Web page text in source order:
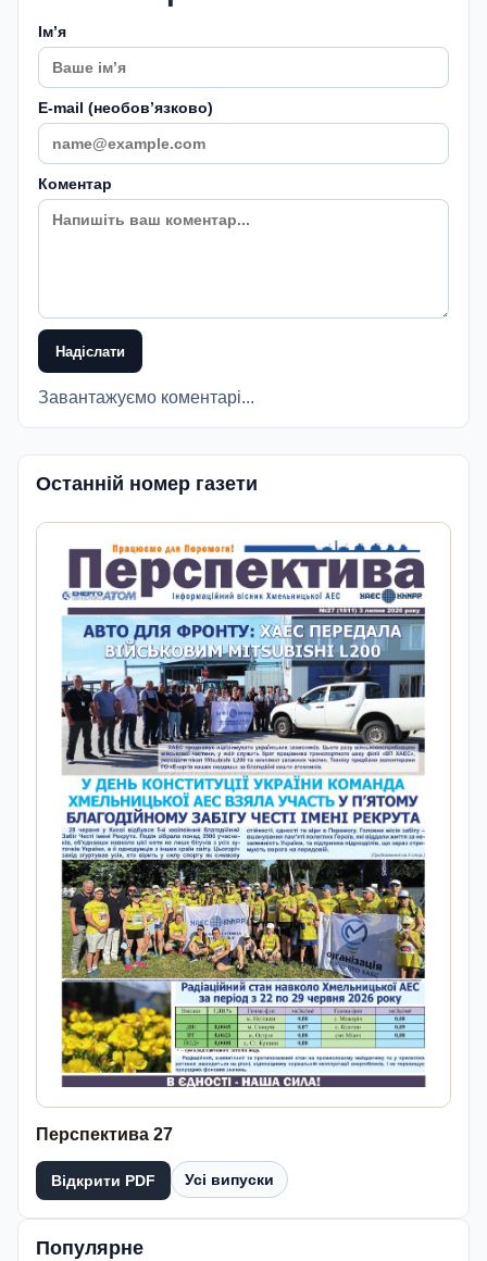
Імʼя
E-mail (необовʼязково)
Коментар
Надіслати
Завантажуємо коментарі...
Останній номер газети
Перспектива 27
Відкрити PDF Усі випуски
Популярне